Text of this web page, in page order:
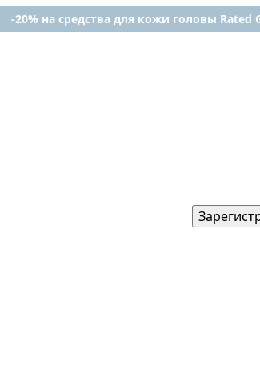
-20% на средства для кожи головы Rated